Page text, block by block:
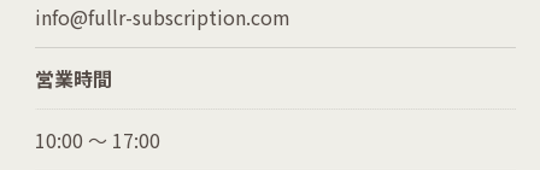
info@fullr-subscription.com
営業時間
10:00 ～ 17:00